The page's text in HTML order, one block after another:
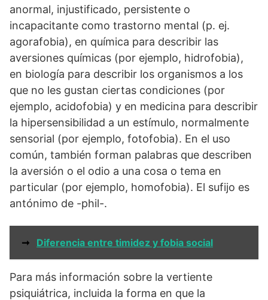
anormal, injustificado, persistente o
incapacitante como trastorno mental (p. ej.
agorafobia), en química para describir las
aversiones químicas (por ejemplo, hidrofobia),
en biología para describir los organismos a los
que no les gustan ciertas condiciones (por
ejemplo, acidofobia) y en medicina para describir
la hipersensibilidad a un estímulo, normalmente
sensorial (por ejemplo, fotofobia). En el uso
común, también forman palabras que describen
la aversión o el odio a una cosa o tema en
particular (por ejemplo, homofobia). El sufijo es
antónimo de -phil-.
➞ Diferencia entre timidez y fobia social
Para más información sobre la vertiente
psiquiátrica, incluida la forma en que la